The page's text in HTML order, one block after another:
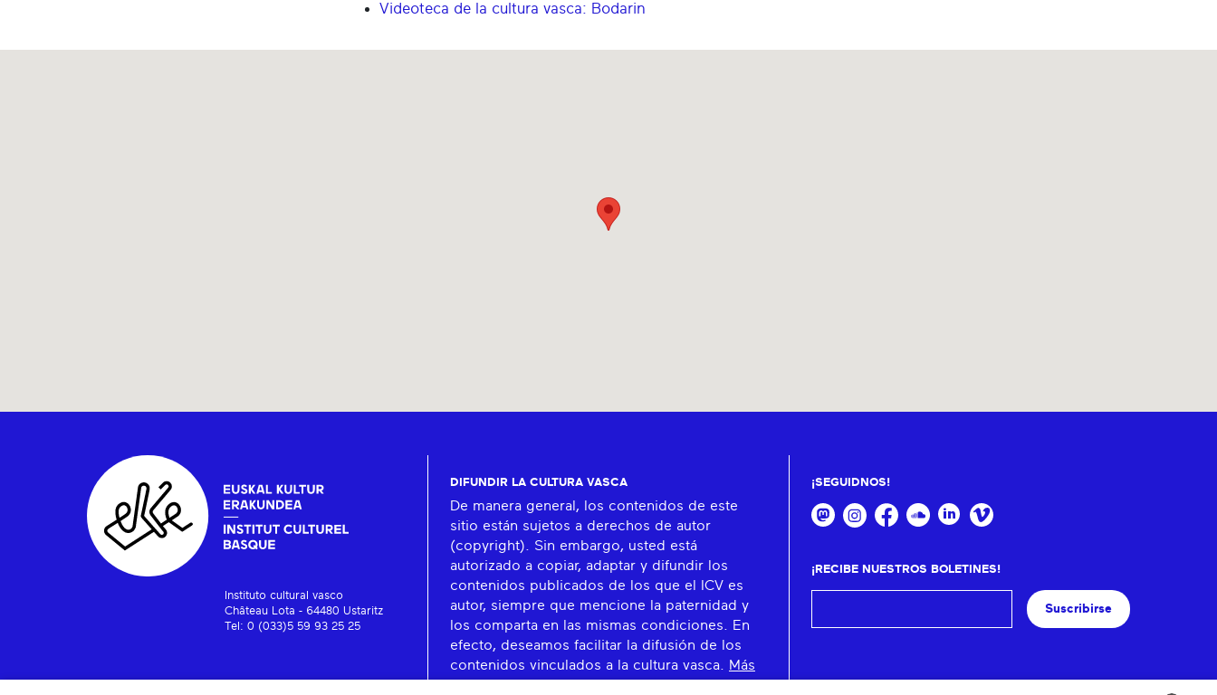
Videoteca de la cultura vasca: Bodarin
Instituto cultural vasco
Château Lota - 64480 Ustaritz
Tel: 0 (033)5 59 93 25 25
DIFUNDIR LA CULTURA VASCA
De manera general, los contenidos de este
sitio están sujetos a derechos de autor
(copyright). Sin embargo, usted está
autorizado a copiar, adaptar y difundir los
contenidos publicados de los que el ICV es
autor, siempre que mencione la paternidad y
los comparta en las mismas condiciones. En
efecto, deseamos facilitar la difusión de los
contenidos vinculados a la cultura vasca.
Más
¡SEGUIDNOS!
¡RECIBE NUESTROS BOLETINES!
Suscribirse